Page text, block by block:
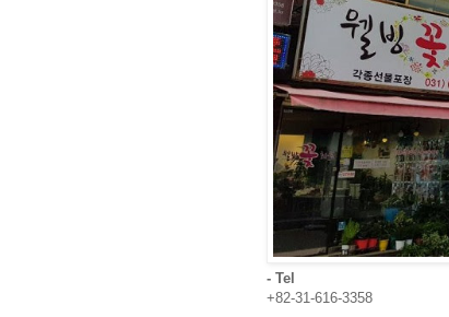
- Tel
+82-31-616-3358